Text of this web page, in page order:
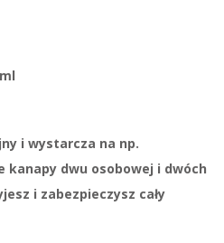
i wystarcza na np.
kanapy dwu osobowej i dwóch
i zabezpieczysz cały